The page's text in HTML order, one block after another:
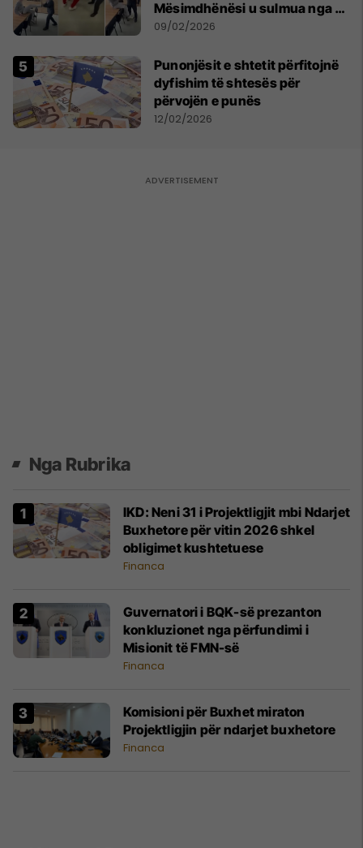
Mësimdhënësi u sulmua nga 10
nxënës, reagoi në vetëmbrojtje
09/02/2026
Punonjësit e shtetit përfitojnë
dyfishim të shtesës për
përvojën e punës
12/02/2026
Nga Rubrika
IKD: Neni 31 i Projektligjit mbi Ndarjet
Buxhetore për vitin 2026 shkel
obligimet kushtetuese
Financa
Guvernatori i BQK-së prezanton
konkluzionet nga përfundimi i
Misionit të FMN-së
Financa
​Komisioni për Buxhet miraton
Projektligjin për ndarjet buxhetore
Financa